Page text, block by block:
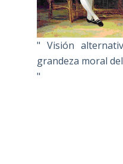
" Visión
grandeza moral
"